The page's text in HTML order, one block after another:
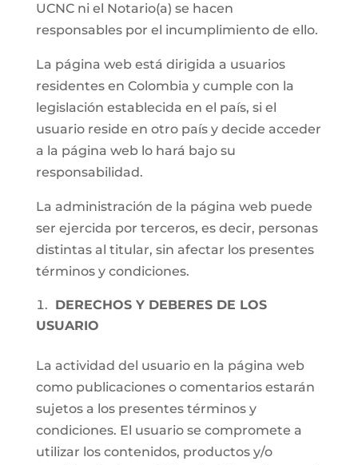
UCNC ni el Notario(a) se hacen
responsables por el incumplimiento de ello.
La página web está dirigida a usuarios
residentes en Colombia y cumple con la
legislación establecida en el país, si el
usuario reside en otro país y decide acceder
a la página web lo hará bajo su
responsabilidad.
La administración de la página web puede
ser ejercida por terceros, es decir, personas
distintas al titular, sin afectar los presentes
términos y condiciones.
DERECHOS Y DEBERES DE LOS
USUARIO
La actividad del usuario en la página web
como publicaciones o comentarios estarán
sujetos a los presentes términos y
condiciones. El usuario se compromete a
utilizar los contenidos, productos y/o